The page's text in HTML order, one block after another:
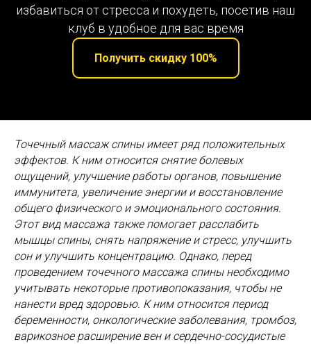
избавиться от стресса и похудеть, посетив наш
клуб в удобное для вас время
Получить скидку 100%
Точечный массаж спины имеет ряд положительных
эффектов. К ним относится снятие болевых
ощущений, улучшение работы органов, повышение
иммунитета, увеличение энергии и восстановление
общего физического и эмоционального состояния.
Этот вид массажа также помогает расслабить
мышцы спины, снять напряжение и стресс, улучшить
сон и улучшить концентрацию. Однако, перед
проведением точечного массажа спины необходимо
учитывать некоторые противопоказания, чтобы не
нанести вред здоровью. К ним относится период
беременности, онкологические заболевания, тромбоз,
варикозное расширение вен и сердечно-сосудистые